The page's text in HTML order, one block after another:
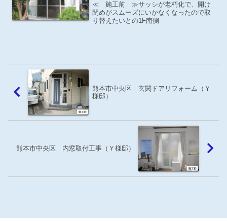
≪ 施工前 ≫サッシが老朽化で、開け
閉めがスムーズにいかなくなったので取
り替えたいとの1F南側
熊本市中央区 玄関ドアリフォーム（Ｙ
様邸）
熊本市中央区 内窓取付工事（Ｙ様邸）